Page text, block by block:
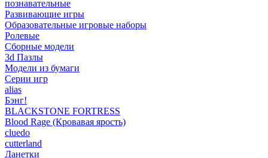
познавательные
Развивающие игры
Образовательные игровые наборы
Ролевые
Сборные модели
3d Пазлы
Модели из бумаги
Серии игр
alias
Бэнг!
BLACKSTONE FORTRESS
Blood Rage (Кровавая ярость)
cluedo
cutterland
Данетки